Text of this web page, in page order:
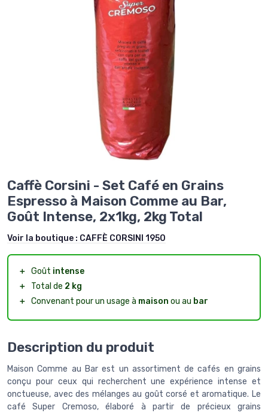
Caffè Corsini - Set Café en Grains
Espresso à Maison Comme au Bar,
Goût Intense, 2x1kg, 2kg Total
Voir la boutique : CAFFÈ CORSINI 1950
＋ Goût intense
＋
Total de 2 kg
＋ Convenant pour un usage à maison ou au bar
Description du produit
Maison Comme au Bar est un assortiment de cafés en grains
conçu pour ceux qui recherchent une expérience intense et
onctueuse, avec des mélanges au goût corsé et aromatique. Le
café Super Cremoso, élaboré à partir de précieux grains